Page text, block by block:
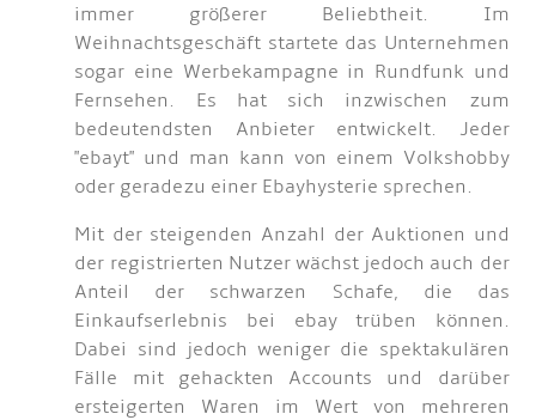
immer größerer Beliebtheit. Im
Weihnachtsgeschäft startete das Unternehmen
sogar eine Werbekampagne in Rundfunk und
Fernsehen. Es hat sich inzwischen zum
bedeutendsten Anbieter entwickelt. Jeder
"ebayt" und man kann von einem Volkshobby
oder geradezu einer Ebayhysterie sprechen.
Mit der steigenden Anzahl der Auktionen und
der registrierten Nutzer wächst jedoch auch der
Anteil der schwarzen Schafe, die das
Einkaufserlebnis bei ebay trüben können.
Dabei sind jedoch weniger die spektakulären
Fälle mit gehackten Accounts und darüber
ersteigerten Waren im Wert von mehreren